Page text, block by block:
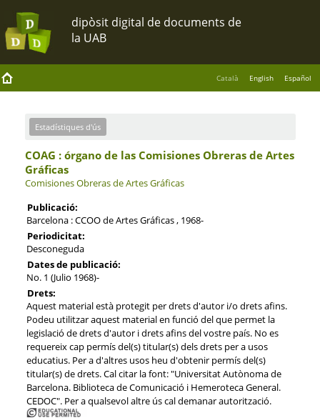
Català English Español
Estadístiques d'ús
COAG : órgano de las Comisiones Obreras de Artes
Gráficas
Comisiones Obreras de Artes Gráficas
Publicació:
Barcelona : CCOO de Artes Gráficas , 1968-
Periodicitat:
Desconeguda
Dates de publicació:
No. 1 (Julio 1968)-
Drets:
Aquest material està protegit per drets d'autor i/o drets afins.
Podeu utilitzar aquest material en funció del que permet la
legislació de drets d'autor i drets afins del vostre país. No es
requereix cap permís del(s) titular(s) dels drets per a usos
educatius. Per a d'altres usos heu d'obtenir permís del(s)
titular(s) de drets. Cal citar la font: "Universitat Autònoma de
Barcelona. Biblioteca de Comunicació i Hemeroteca General.
CEDOC". Per a qualsevol altre ús cal demanar autorització.